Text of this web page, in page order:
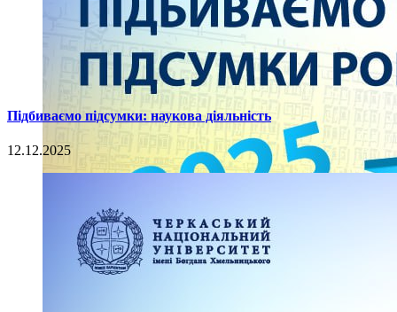
Підбиваємо підсумки: наукова діяльність
12.12.2025